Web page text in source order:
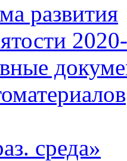
развития
среда»